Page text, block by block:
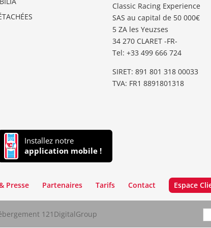
Classic Racing Experience
SAS au capital de 50 000€
5 ZA les Yeuzses
34 270 CLARET -FR-
Tel: ‭+33 499 666 724‬
SIRET: 891 801 318 00033
TVA: FR1 8891801318
Installez notre
application mobile !
Presse Partenaires Tarifs Contact Espace
121DigitalGroup